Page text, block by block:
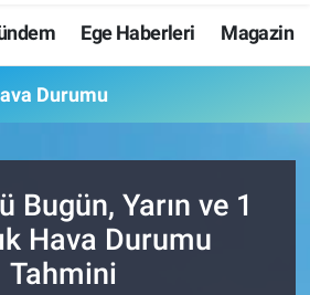
Ege Haberleri Magazin
Durumu
Bugün, Yarın ve 1
Hava Durumu
Tahmini